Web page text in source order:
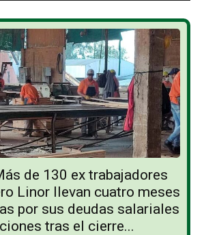
de 130 ex trabajadores
Linor llevan cuatro meses
por sus deudas salariales
tras el cierre...